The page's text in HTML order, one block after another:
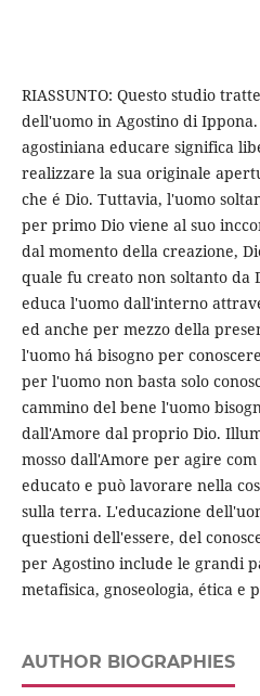
RIASSUNTO: Questo studio
dell'uomo in Agostino di
agostiniana educare significa
realizzare la sua originale
che é Dio. Tuttavia, l'uomo
per primo Dio viene al suo
dal momento della creazione,
quale fu creato non soltanto da
educa l'uomo dall'interno
ed anche per mezzo della
l'uomo há bisogno per
per l'uomo non basta solo
cammino del bene l'uomo
dall'Amore dal proprio Dio.
mosso dall'Amore per agire
educato e può lavorare nella
sulla terra. L'educazione
questioni dell'essere, del
per Agostino include le grandi
metafisica, gnoseologia, ética e
AUTHOR BIOGRAPHIES